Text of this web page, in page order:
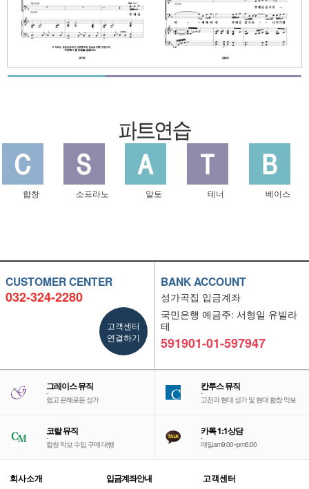
합창 소프라노 알토 테너 베이스
CUSTOMER CENTER
032-324-2280
고객센터
연결하기
BANK ACCOUNT
성가곡집 입금계좌
국민은행 예금주: 서형일 유빌라
테
591901-01-597947
그레이스 뮤직
-
쉽고 은혜로운 성가
칸투스 뮤직
-
고전과 현대 성가 및 현대 합창 악보
코랄 뮤직
-
합창 악보 수입 구매 대행
카톡 1:1상담
-
매일am9:00~pm6:00
회사소개 입금계좌안내 고객센터